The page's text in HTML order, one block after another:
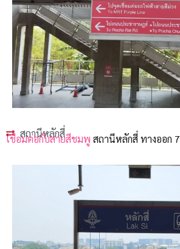
สถานีหลักสี่
เชื่อมต่อกับสายสีชมพู สถานีหลักสี่ ทางออก 7